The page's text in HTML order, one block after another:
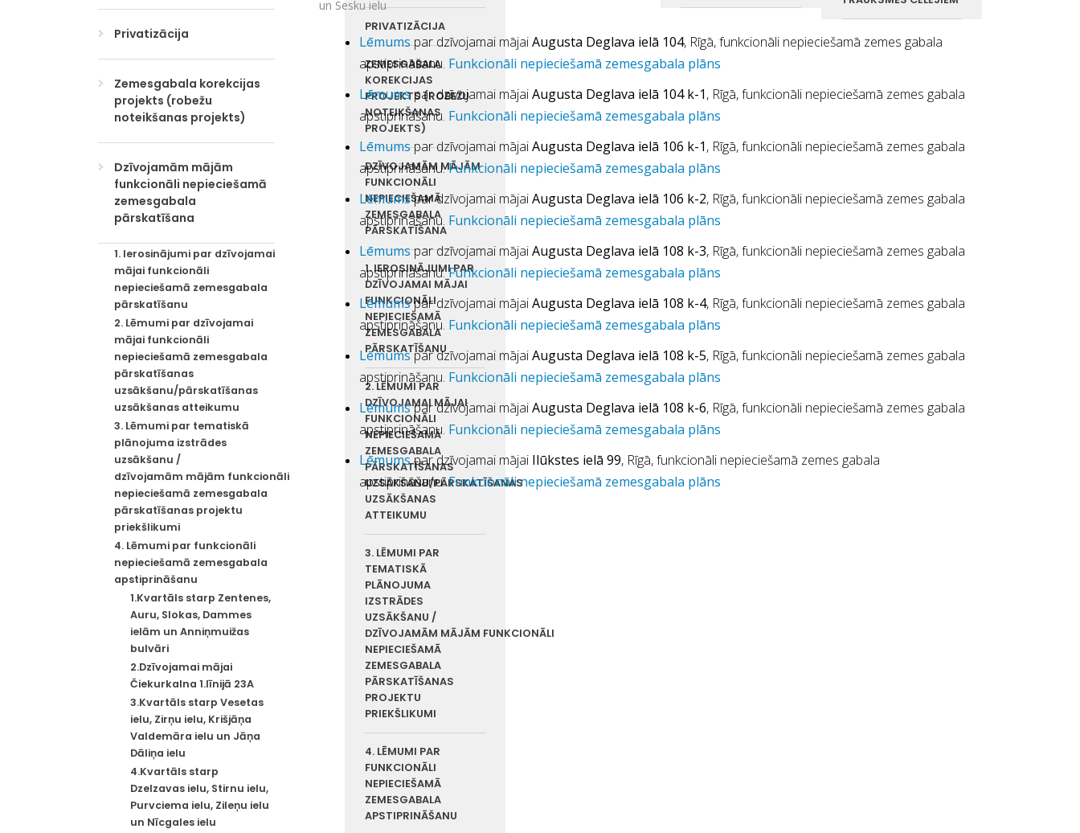
PRIVATIZĀCIJA
ZEMESGABALA
KOREKCIJAS
PROJEKTS (ROBEŽU
NOTEIKŠANAS
PROJEKTS)
DZĪVOJAMĀM MĀJĀM
FUNKCIONĀLI
NEPIECIEŠAMĀ
ZEMESGABALA
PĀRSKATĪŠANA
1. IEROSINĀJUMI PAR
DZĪVOJAMAI MĀJAI
FUNKCIONĀLI
NEPIECIEŠAMĀ
ZEMESGABALA
PĀRSKATĪŠANU
2. LĒMUMI PAR
DZĪVOJAMAI MĀJAI
FUNKCIONĀLI
NEPIECIEŠAMĀ
ZEMESGABALA
PĀRSKATĪŠANAS
UZSĀKŠANU/PĀRSKATĪŠANAS
UZSĀKŠANAS
ATTEIKUMU
3. LĒMUMI PAR
TEMATISKĀ
PLĀNOJUMA
IZSTRĀDES
UZSĀKŠANU /
DZĪVOJAMĀM MĀJĀM FUNKCIONĀLI
NEPIECIEŠAMĀ
ZEMESGABALA
PĀRSKATĪŠANAS
PROJEKTU
PRIEKŠLIKUMI
4. LĒMUMI PAR
FUNKCIONĀLI
NEPIECIEŠAMĀ
ZEMESGABALA
APSTIPRINĀŠANU
Privatizācija
Zemesgabala korekcijas
projekts (robežu
noteikšanas projekts)
Dzīvojamām mājām
funkcionāli nepieciešamā
zemesgabala
pārskatīšana
1. Ierosinājumi par dzīvojamai
mājai funkcionāli
nepieciešamā zemesgabala
pārskatīšanu
2. Lēmumi par dzīvojamai
mājai funkcionāli
nepieciešamā zemesgabala
pārskatīšanas
uzsākšanu/pārskatīšanas
uzsākšanas atteikumu
3. Lēmumi par tematiskā
plānojuma izstrādes
uzsākšanu /
dzīvojamām mājām funkcionāli
nepieciešamā zemesgabala
pārskatīšanas projektu
priekšlikumi
4. Lēmumi par funkcionāli
nepieciešamā zemesgabala
apstiprināšanu
1.Kvartāls starp Zentenes,
Auru, Slokas, Dammes
ielām un Anniņmuižas
bulvāri
2.Dzīvojamai mājai
Čiekurkalna 1.līnijā 23A
3.Kvartāls starp Vesetas
ielu, Zirņu ielu, Krišjāņa
Valdemāra ielu un Jāņa
Dāliņa ielu
4.Kvartāls starp
Dzelzavas ielu, Stirnu ielu,
Purvciema ielu, Zileņu ielu
un Nīcgales ielu
un Sesku ielu
Lēmumspar dzīvojamai mājaiAugusta Deglava ielā 104, Rīgā, funkcionāli nepieciešamā zemes gabala
apstiprināšanu. Funkcionāli nepieciešamā zemesgabala plāns
Lēmumspar dzīvojamai mājaiAugusta Deglava ielā 104 k-1, Rīgā, funkcionāli nepieciešamā zemes gabala
apstiprināšanu. Funkcionāli nepieciešamā zemesgabala plāns
Lēmumspar dzīvojamai mājaiAugusta Deglava ielā 106 k-1, Rīgā, funkcionāli nepieciešamā zemes gabala
apstiprināšanu.Funkcionāli nepieciešamā zemesgabala plāns
Lēmumspar dzīvojamai mājaiAugusta Deglava ielā 106 k-2, Rīgā, funkcionāli nepieciešamā zemes gabala
apstiprināšanu. Funkcionāli nepieciešamā zemesgabala plāns
Lēmumspar dzīvojamai mājaiAugusta Deglava ielā 108 k-3, Rīgā, funkcionāli nepieciešamā zemes gabala
apstiprināšanu.Funkcionāli nepieciešamā zemesgabala plāns
Lēmumspar dzīvojamai mājaiAugusta Deglava ielā 108 k-4, Rīgā, funkcionāli nepieciešamā zemes gabala
apstiprināšanu. Funkcionāli nepieciešamā zemesgabala plāns
Lēmumspar dzīvojamai mājaiAugusta Deglava ielā 108 k-5, Rīgā, funkcionāli nepieciešamā zemes gabala
apstiprināšanu. Funkcionāli nepieciešamā zemesgabala plāns
Lēmumspar dzīvojamai mājaiAugusta Deglava ielā 108 k-6, Rīgā, funkcionāli nepieciešamā zemes gabala
apstiprināšanu. Funkcionāli nepieciešamā zemesgabala plāns
Lēmumspar dzīvojamai mājai Ilūkstes ielā 99, Rīgā, funkcionāli nepieciešamā zemes gabala
apstiprināšanu.Funkcionāli nepieciešamā zemesgabala plāns